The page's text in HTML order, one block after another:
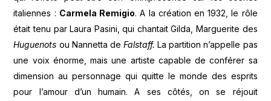
italiennes : Carmela Remigio. A la création en 1932, le rôle
était tenu par Laura Pasini, qui chantait Gilda, Marguerite des
Huguenots ou Nannetta deFalstaff.La partition n’appelle pas
une voix énorme, mais une artiste capable de conférer sa
dimension au personnage qui quitte le monde des esprits
pour l’amour d’un humain. A ses côtés, on se réjouit